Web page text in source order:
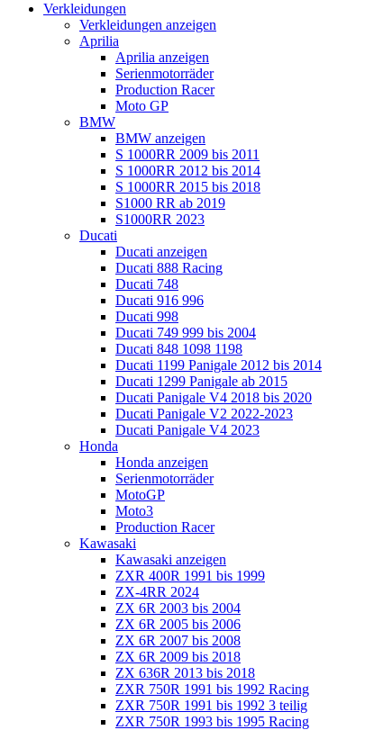
Verkleidungen
Verkleidungen anzeigen
Aprilia
Aprilia anzeigen
Serienmotorräder
Production Racer
Moto GP
BMW
BMW anzeigen
S 1000RR 2009 bis 2011
S 1000RR 2012 bis 2014
S 1000RR 2015 bis 2018
S1000 RR ab 2019
S1000RR 2023
Ducati
Ducati anzeigen
Ducati 888 Racing
Ducati 748
Ducati 916 996
Ducati 998
Ducati 749 999 bis 2004
Ducati 848 1098 1198
Ducati 1199 Panigale 2012 bis 2014
Ducati 1299 Panigale ab 2015
Ducati Panigale V4 2018 bis 2020
Ducati Panigale V2 2022-2023
Ducati Panigale V4 2023
Honda
Honda anzeigen
Serienmotorräder
MotoGP
Moto3
Production Racer
Kawasaki
Kawasaki anzeigen
ZXR 400R 1991 bis 1999
ZX-4RR 2024
ZX 6R 2003 bis 2004
ZX 6R 2005 bis 2006
ZX 6R 2007 bis 2008
ZX 6R 2009 bis 2018
ZX 636R 2013 bis 2018
ZXR 750R 1991 bis 1992 Racing
ZXR 750R 1991 bis 1992 3 teilig
ZXR 750R 1993 bis 1995 Racing